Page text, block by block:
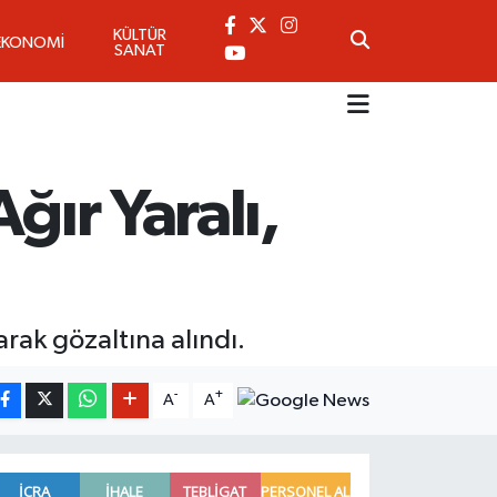
KÜLTÜR
SANAT
Yaralı,
gözaltına alındı.
A- A+